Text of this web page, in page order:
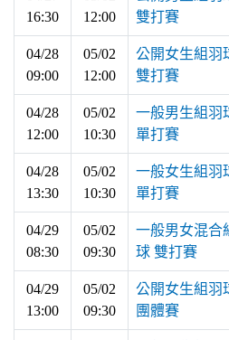
16:30
12:00
雙打賽
04/28
09:00
05/02
12:00
公開女生組羽
雙打賽
04/28
12:00
05/02
10:30
一般男生組羽
單打賽
04/28
13:30
05/02
10:30
一般女生組羽
單打賽
04/29
08:30
05/02
09:30
一般男女混合
球 雙打賽
04/29
13:00
05/02
09:30
公開女生組羽
團體賽